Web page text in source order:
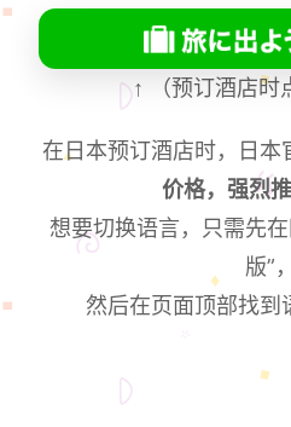
↑ （预订酒店
在日本预订酒店时，日本
价格，强烈推
想要切换语言，只需先
版”，
然后在页面顶部找到